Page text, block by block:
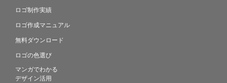
ロゴ制作実績
ロゴ作成マニュアル
無料ダウンロード
ロゴの色選び
マンガでわかる
デザイン活用